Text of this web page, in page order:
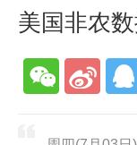
美国非农